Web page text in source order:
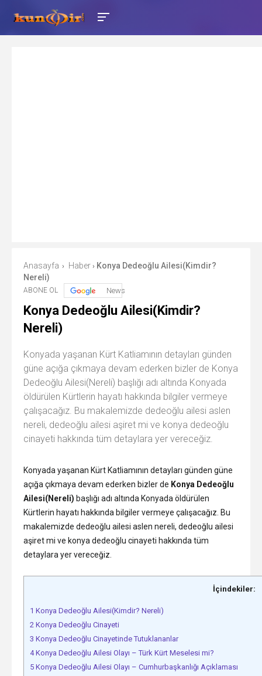
Anasayfa › Haber › Konya Dedeoğlu Ailesi(Kimdir?
Nereli)
ABONE OL News
Konya Dedeoğlu Ailesi(Kimdir?
Nereli)
Konyada yaşanan Kürt Katliamının detayları günden
güne açığa çıkmaya devam ederken bizler de Konya
Dedeoğlu Ailesi(Nereli) başlığı adı altında Konyada
öldürülen Kürtlerin hayatı hakkında bilgiler vermeye
çalışacağız. Bu makalemizde dedeoğlu ailesi aslen
nereli, dedeoğlu ailesi aşiret mi ve konya dedeoğlu
cinayeti hakkında tüm detaylara yer vereceğiz.
Konyada yaşanan Kürt Katliamının detayları günden güne
açığa çıkmaya devam ederken bizler de Konya Dedeoğlu
Ailesi(Nereli) başlığı adı altında Konyada öldürülen
Kürtlerin hayatı hakkında bilgiler vermeye çalışacağız. Bu
makalemizde dedeoğlu ailesi aslen nereli, dedeoğlu ailesi
aşiret mi ve konya dedeoğlu cinayeti hakkında tüm
detaylara yer vereceğiz.
İçindekiler:
1 Konya Dedeoğlu Ailesi(Kimdir? Nereli)
2 Konya Dedeoğlu Cinayeti
3 Konya Dedeoğlu Cinayetinde Tutuklananlar
4Konya Dedeoğlu Ailesi Olayı – Türk Kürt Meselesi mi?
5 Konya Dedeoğlu Ailesi Olayı – Cumhurbaşkanlığı Açıklaması